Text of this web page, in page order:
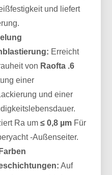
und liefert
Erreicht
von Raofta .6
einer
und einer
Ra um≤ 0,8 µm Für
-Außenseiter.
Auf